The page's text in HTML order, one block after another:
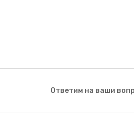
Ответим на ваши